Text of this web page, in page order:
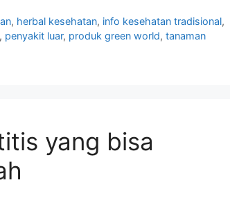
, herbal kesehatan, info kesehatan tradisional,
, penyakit luar, produk green world, tanaman
yang bisa